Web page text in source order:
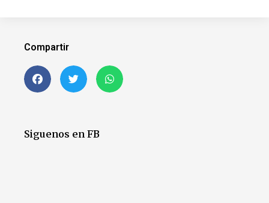
Compartir
Siguenos en FB